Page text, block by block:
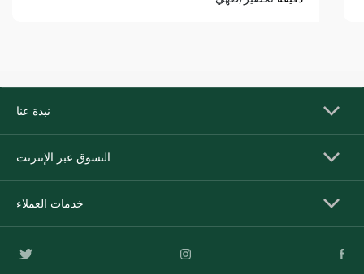
نبذة عنا
التسوق عبر الإنترنت
خدمات العملاء